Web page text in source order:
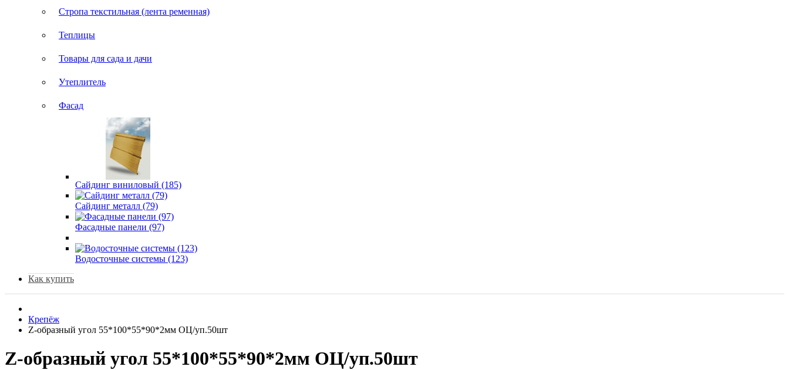
Стропа текстильная (лента ременная)
Теплицы
Товары для сада и дачи
Утеплитель
Фасад
Сайдинг виниловый (185)
Сайдинг металл (79)
Фасадные панели (97)
Водосточные системы (123)
Как купить
Крепёж
Z-образный угол 55*100*55*90*2мм ОЦ/уп.50шт
Z-образный угол 55*100*55*90*2мм ОЦ/уп.50шт